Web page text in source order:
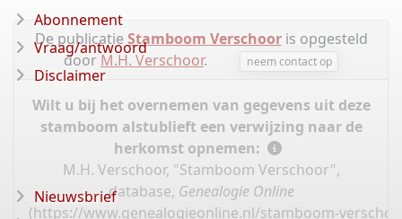
De publicatie Stamboom Verschooris opgesteld
door M.H. Verschoor. neem contact op
Wilt u bij het overnemen van gegevens uit deze
stamboom alstublieft een verwijzing naar de
herkomst opnemen:
M.H. Verschoor, "Stamboom Verschoor",
database, Genealogie Online
(https://www.genealogieonline.nl/stamboom-
Abonnement
Vraag/antwoord
Disclaimer
Nieuwsbrief